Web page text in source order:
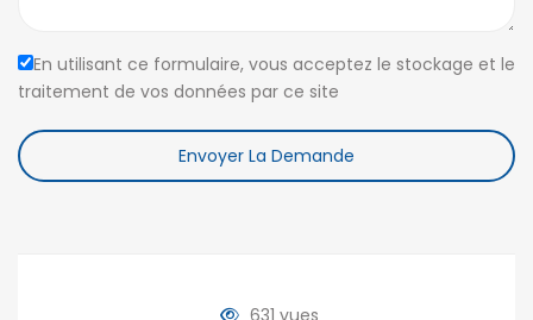
En utilisant ce formulaire, vous acceptez le stockage et le
traitement de vos données par ce site
Envoyer La Demande
631 vues